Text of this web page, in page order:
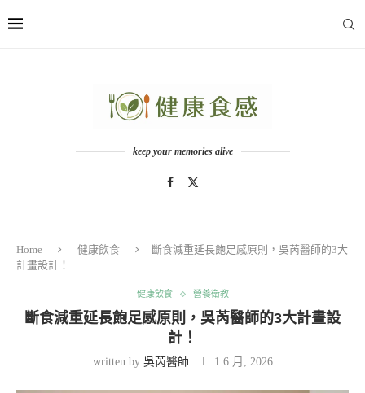
keep your memories alive
Home 健康飲食
斷食減重延長飽足感原則，吳芮醫師的3大
計畫設計！
健康飲食 營養衛教
斷食減重延長飽足感原則，吳芮醫師的3大計畫設
計！
written by 吳芮醫師 1 6 月, 2026